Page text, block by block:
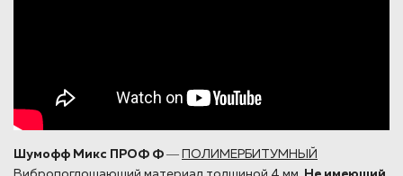
Шумофф Микс ПРОФ Ф ― ПОЛИМЕРБИТУМНЫЙ